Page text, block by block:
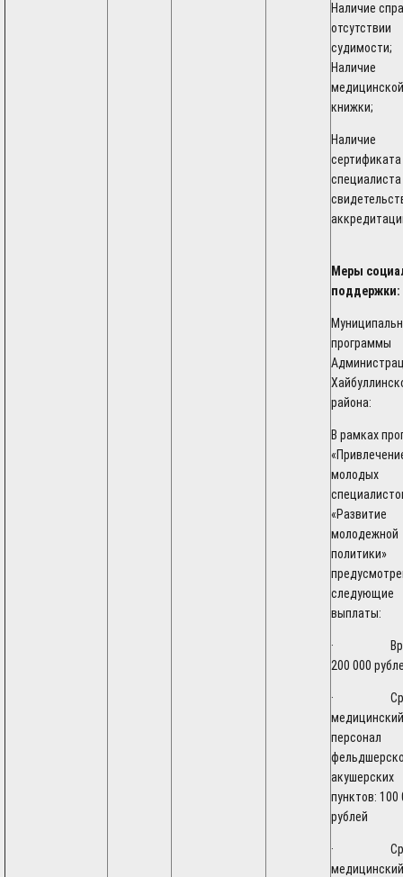
Наличие
отсутствии
судимости;
Наличие
медицинской
книжки;
Наличие
сертификата
Меры
поддержки:
программы
района:
В рамках
молодых
«Развитие
молодежной
политики»
следующие
выплаты:
·
200 000
·
медицинский
персонал
акушерских
пунктов: 100
рублей
·
медицинский